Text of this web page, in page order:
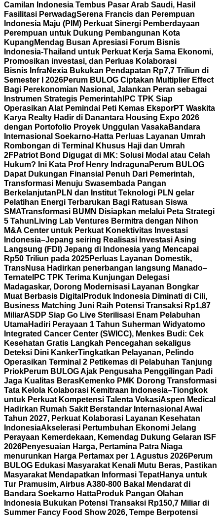
Camilan Indonesia Tembus Pasar Arab Saudi, Hasil
Fasilitasi PerwadagSerena Francis dan Perempuan
Indonesia Maju (PIM) Perkuat Sinergi Pemberdayaan
Perempuan untuk Dukung Pembangunan Kota
Kupang Mendag Busan Apresiasi Forum Bisnis
Indonesia-Thailand untuk Perkuat Kerja Sama Ekonomi,
Promosikan investasi, dan Perluas Kolaborasi
Bisnis InfraNexia Bukukan Pendapatan Rp7,7 Triliun di
Semester I 2026Perum BULOG Ciptakan Multiplier Effect
Bagi Perekonomian Nasional, Jalankan Peran sebagai
Instrumen Strategis Pemerintah IPC TPK Siap
Operasikan Alat Pemindai Peti Kemas EksporPT Waskita
Karya Realty Hadir di Danantara Housing Expo 2026
dengan Portofolio Proyek Unggulan VasakaBandara
Internasional Soekarno-Hatta Perluas Layanan Umrah
Rombongan di Terminal Khusus Haji dan Umrah
2FPatriot Bond Digugat di MK: Solusi Modal atau Celah
Hukum? Ini Kata Prof Henry IndragunaPerum BULOG
Dapat Dukungan Finansial Penuh Dari Pemerintah,
Transformasi Menuju Swasembada Pangan
Berkelanjutan PLN dan Institut Teknologi PLN gelar
Pelatihan Energi Terbarukan Bagi Ratusan Siswa
SMATransformasi BUMN Disiapkan melalui Peta Strategi
5 Tahun Living Lab Ventures Bermitra dengan Nihon
M&A Center untuk Perkuat Konektivitas Investasi
Indonesia–Jepang seiring Realisasi Investasi Asing
Langsung (FDI) Jepang di Indonesia yang Mencapai
Rp50 Triliun pada 2025Perluas Layanan Domestik,
TransNusa Hadirkan penerbangan langsung Manado–
Ternate IPC TPK Terima Kunjungan Delegasi
Madagaskar, Dorong Modernisasi Layanan Bongkar
Muat Berbasis Digital Produk Indonesia Diminati di Cili,
Business Matching Juni Raih Potensi Transaksi Rp1,87
MiliarASDP Siap Go Live Sterilisasi Enam Pelabuhan
UtamaHadiri Perayaan 1 Tahun Suherman Widyatomo
Integrated Cancer Center (SWICC), Menkes Budi: Cek
Kesehatan Gratis Langkah Pencegahan sekaligus
Deteksi Dini KankerTingkatkan Pelayanan, Pelindo
Operasikan Terminal 2 Petikemas di Pelabuhan Tanjung
PriokPerum BULOG Ajak Pengusaha Penggilingan Padi
Jaga Kualitas BerasKemenko PMK Dorong Transformasi
Tata Kelola Kolaborasi Kemitraan Indonesia–Tiongkok
untuk Perkuat Kompetensi Talenta VokasiAspen Medical
Hadirkan Rumah Sakit Berstandar Internasional Awal
Tahun 2027, Perkuat Kolaborasi Layanan Kesehatan
IndonesiaAkselerasi Pertumbuhan Ekonomi Jelang
Perayaan Kemerdekaan, Kemendag Dukung Gelaran ISF
2026Penyesuaian Harga, Pertamina Patra Niaga
menurunkan Harga Pertamax per 1 Agustus 2026Perum
BULOG Edukasi Masyarakat Kenali Mutu Beras, Pastikan
Masyarakat Mendapatkan Informasi TepatHanya untuk
Tur Pramusim, Airbus A380-800 Bakal Mendarat di
Bandara Soekarno HattaProduk Pangan Olahan
Indonesia Bukukan Potensi Transaksi Rp150,7 Miliar di
Summer Fancy Food Show 2026, Tempe Berpotensi